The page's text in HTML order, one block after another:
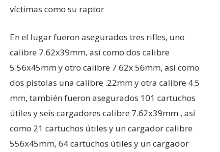
víctimas como su raptor
En el lugar fueron asegurados tres rifles, uno
calibre 7.62x39mm, así como dos calibre
5.56x45mm y otro calibre 7.62x 56mm, así como
dos pistolas una calibre .22mm y otra calibre 4.5
mm, también fueron asegurados 101 cartuchos
útiles y seis cargadores calibre 7.62x39mm , así
como 21 cartuchos útiles y un cargador calibre
556x45mm, 64 cartuchos útiles y un cargador